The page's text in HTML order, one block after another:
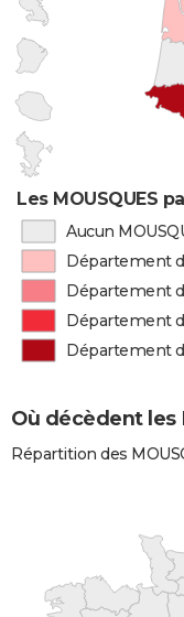
Les MOUSQUES
Aucun
Département
Département
Département
Département
Où décèdent les
Répartition des